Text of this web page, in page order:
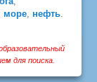
море, нефть.
для поиска.